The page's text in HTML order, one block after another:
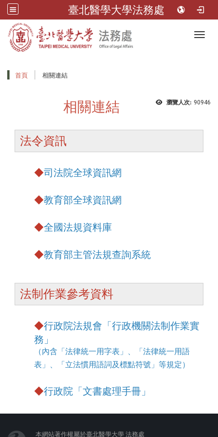
臺北醫學大學法務處
首頁 相關連結
瀏覽人次: 90946
相關連結
法令資訊
◆司法院全球資訊網
◆教育部全球資訊網
◆全國法規資料庫
◆教育部主管法規查詢系統
法制作業參考資料
◆行政院法規會 「行政機關法制作業實
務」
（內含「法律統一用字表」、「法律統一用語
表」、「立法慣用語詞及標點符號」等規定）
◆行政院「文書處理手冊」
本網站著作權屬於臺北醫學大學 法務處